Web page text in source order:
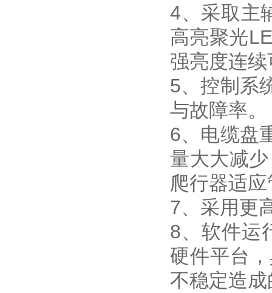
4、采取主
高亮聚光
强亮度连
5、控制系
与故障率。
6、电缆盘
量大大减
爬行器适
7、采用更
8、软件运
硬件平台
不稳定造